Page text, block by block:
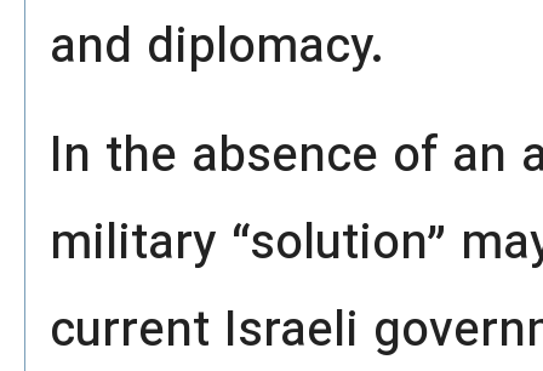
and diplomacy.
In the absence of an
military “solution”
current Israeli